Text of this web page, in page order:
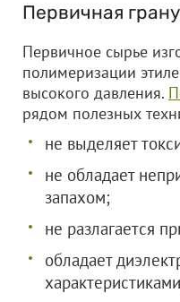
Первичная
Первичное сырье
полимеризации
высокого давления.
рядом полезных
не выделяет
не обладает
запахом;
не разлагается
обладает